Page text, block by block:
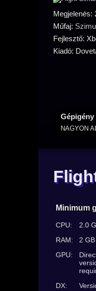
Megjelenés:
Műfaj:
Fejlesztő:
Kiadó:
Gépigény
NAGYON
Minimum
CPU:
2.0
RAM:
2
GPU:
DX: